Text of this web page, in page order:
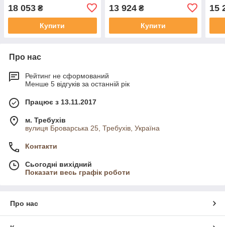
18 053 ₴
Купити
13 924₴
Купити
15
Про нас
Рейтинг не сформований
Менше 5 відгуків за останній рік
Працює з 13.11.2017
м. Требухів
вулиця Броварська 25, Требухів, Україна
Контакти
Сьогодні вихідний
Показати весь графік роботи
Про нас